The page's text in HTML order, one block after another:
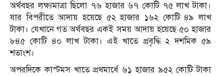
অর্থবছর লক্ষ্যমাত্রা ছিলো ৭৬ হাজার ৬৭ কোটি ৭৫ লাখ টাকা।
যার বিপরীতে আদায় হয়েছে ৫২ হাজার ১৬২ কোটি ৪৯ লাখ
টাকা। যেখানে গত অর্থবছর একই সময় আদায় হয়েছে ৫০ হাজার
৮৪৫ কোটি ৪০ লাখ টাকা। এই খাতে প্রবৃদ্ধি ২ দশমিক ৫৯
শতাংশ।
অপরদিকে কাস্টমস খাতে প্রথমার্ধে ৬১ হাজার ৯৫২ কোটি টাকা